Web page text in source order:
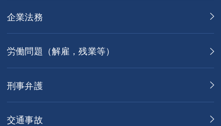
企業法務
労働問題（解雇，残業等）
刑事弁護
交通事故